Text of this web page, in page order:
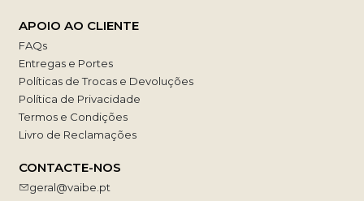
APOIO AO CLIENTE
FAQs
Entregas e Portes
Políticas de Trocas e Devoluções
Política de Privacidade
Termos e Condições
Livro de Reclamações
CONTACTE-NOS
geral@vaibe.pt